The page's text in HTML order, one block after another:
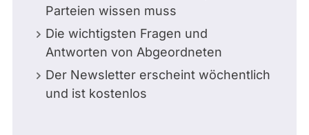
Parteien wissen muss
Die wichtigsten Fragen und
Antworten von Abgeordneten
Der Newsletter erscheint wöchentlich
und ist kostenlos